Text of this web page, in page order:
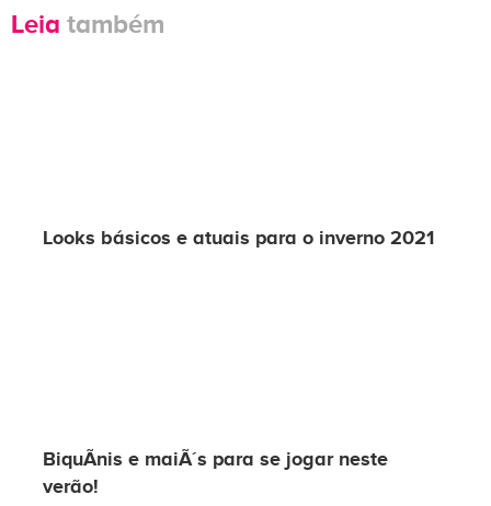
Leia também
Looks básicos e atuais para o inverno 2021
BiquÃ­nis e maiÃ´s para se jogar neste
verão!